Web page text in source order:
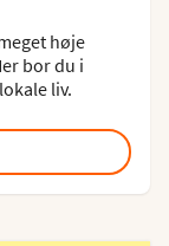
høje
bor du i
liv.